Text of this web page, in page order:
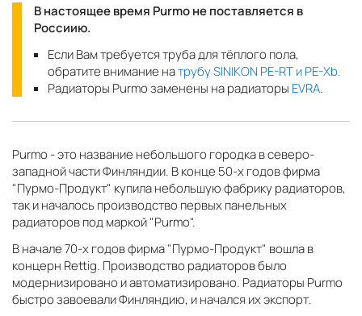
В настоящее время Purmo не поставляется в
Россиию.
Если Вам требуется труба для тёплого пола,
обратите внимание натрубу SINIKON PE-RT и PE-Xb.
Радиаторы Purmo заменены на радиаторы EVRA.
Purmo - это название небольшого городка в северо-
западной части Финляндии. В конце 50-х годов фирма
"Пурмо-Продукт" купила небольшую фабрику радиаторов,
так и началось производство первых панельных
радиаторов под маркой "Purmo".
В начале 70-х годов фирма "Пурмо-Продукт" вошла в
концерн Rettig. Производство радиаторов было
модернизировано и автоматизировано. Радиаторы Purmo
быстро завоевали Финляндию, и начался их экспорт.